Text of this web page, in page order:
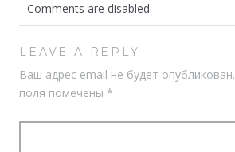
Comments are disabled
LEAVE A REPLY
Ваш адрес email не будет опубликован.
поля помечены*